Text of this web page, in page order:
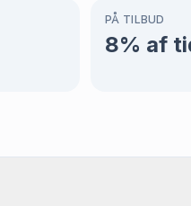
PÅ TILBUD
8% af